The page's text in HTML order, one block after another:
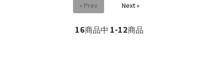
« Prev Next »
16商品中 1-12商品